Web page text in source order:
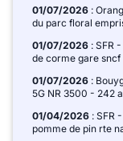
01/07/2026 :
du parc floral
01/07/2026 : SFR
de corme gare sncf
01/07/2026 :
5G NR 3500 - 242
01/04/2026 : SFR
pomme de pin rte